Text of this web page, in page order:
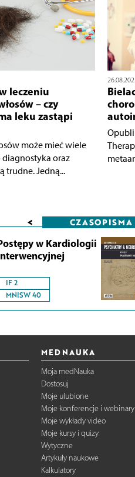
leczeniu
– czy
leku zastąpi
może mieć wiele
oraz
trudne. Jedną...
< CZASOPISMA
w Kardiologii
IF 2
MNISW 40
MEDNAUKA
Moja medNauka
Dostosuj
Moje ulubione
Moje konferencje i webinary
Moje wykłady video
Moje kursy i quizy
Wytyczne
Artykuły naukowe
Kalkulatory